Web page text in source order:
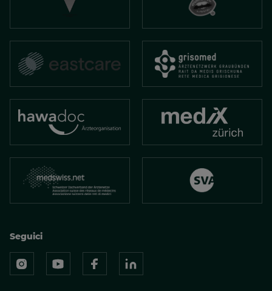
Seguici